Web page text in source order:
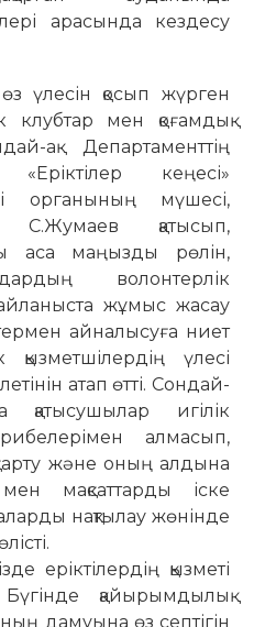
арасында кездесу
үлесін қосып жүрген
клубтар мен қоғамдық
ақ Департаменттің
кеңесі»
органының мүшесі,
С.Жумаев қатысып,
аса маңызды рөлін,
волонтерлік
жұмыс жасау
айналысуға ниет
қызметшілердің үлесі
атап өтті. Сондай-
игілік
алмасып,
және оның алдына
мақсаттарды іске
нақтылау жөнінде
еріктілердің қызметі
қайырымдылық
дамуына өз септігін